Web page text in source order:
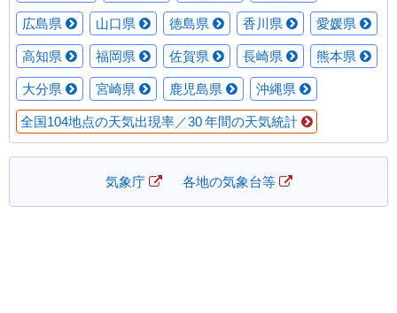
広島県 山口県 徳島県 香川県 愛媛県
高知県 福岡県 佐賀県 長崎県 熊本県
大分県 宮崎県 鹿児島県 沖縄県
全国104地点の天気出現率／30 年間の天気統計
気象庁 各地の気象台等